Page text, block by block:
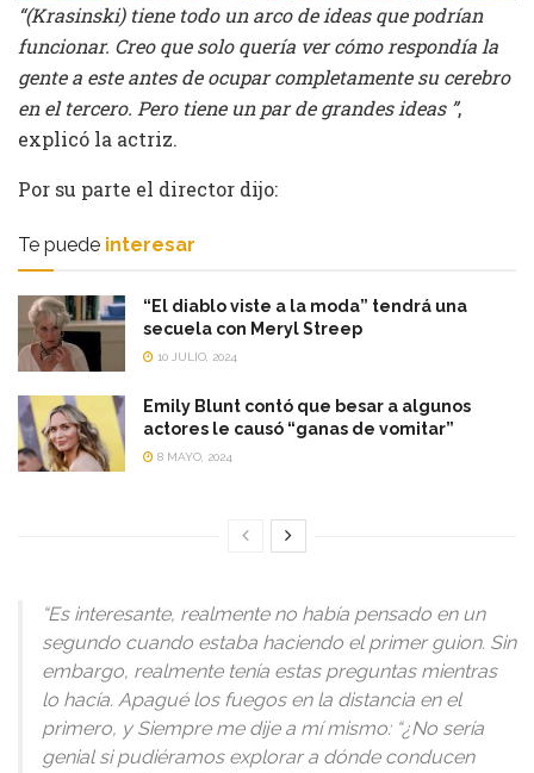
“(Krasinski) tiene todo un arco de ideas que podrían
funcionar. Creo que solo quería ver cómo respondía la
gente a este antes de ocupar completamente su cerebro
en el tercero. Pero tiene un par de grandes ideas ”,
explicó la actriz.
Por su parte el director dijo:
Te puede interesar
“El diablo viste a la moda” tendrá una
secuela con Meryl Streep
10 JULIO, 2024
Emily Blunt contó que besar a algunos
actores le causó “ganas de vomitar”
8 MAYO, 2024
“Es interesante, realmente no había pensado en un
segundo cuando estaba haciendo el primer guion. Sin
embargo, realmente tenía estas preguntas mientras
lo hacía. Apagué los fuegos en la distancia en el
primero, y Siempre me dije a mí mismo: “¿No sería
genial si pudiéramos explorar a dónde conducen